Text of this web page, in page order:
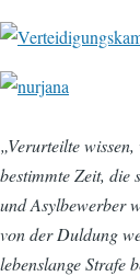
„Verurteilte
bestimmte Zeit, die
und Asylbewerber
von der Duldung
lebenslange Strafe